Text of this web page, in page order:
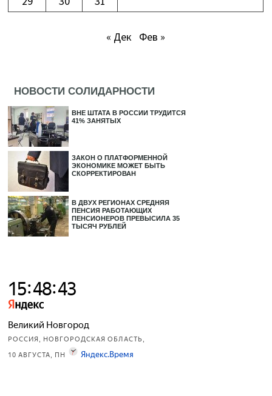
« Дек Фев »
НОВОСТИ СОЛИДАРНОСТИ
ВНЕ ШТАТА В РОССИИ ТРУДИТСЯ
41% ЗАНЯТЫХ
ЗАКОН О ПЛАТФОРМЕННОЙ
ЭКОНОМИКЕ МОЖЕТ БЫТЬ
СКОРРЕКТИРОВАН
В ДВУХ РЕГИОНАХ СРЕДНЯЯ
ПЕНСИЯ РАБОТАЮЩИХ
ПЕНСИОНЕРОВ ПРЕВЫСИЛА 35
ТЫСЯЧ РУБЛЕЙ